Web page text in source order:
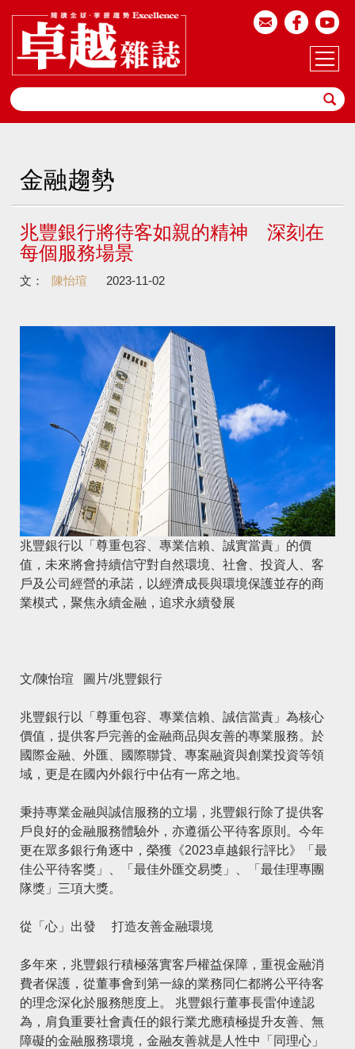
金融趨勢
兆豐銀行將待客如親的精神 深刻在
每個服務場景
文： 陳怡瑄 2023-11-02
兆豐銀行以「尊重包容、專業信賴、誠實當責」的價
值，未來將會持續信守對自然環境、社會、投資人、客
戶及公司經營的承諾，以經濟成長與環境保護並存的商
業模式，聚焦永續金融，追求永續發展
文/陳怡瑄 圖片/兆豐銀行
兆豐銀行以「尊重包容、專業信賴、誠信當責」為核心
價值，提供客戶完善的金融商品與友善的專業服務。於
國際金融、外匯、國際聯貸、專案融資與創業投資等領
域，更是在國內外銀行中佔有一席之地。
秉持專業金融與誠信服務的立場，兆豐銀行除了提供客
戶良好的金融服務體驗外，亦遵循公平待客原則。今年
更在眾多銀行角逐中，榮獲《2023卓越銀行評比》「最
佳公平待客獎」、「最佳外匯交易獎」、「最佳理專團
隊獎」三項大獎。
從「心」出發 打造友善金融環境
多年來，兆豐銀行積極落實客戶權益保障，重視金融消
費者保護，從董事會到第一線的業務同仁都將公平待客
的理念深化於服務態度上。 兆豐銀行董事長雷仲達認
為，肩負重要社會責任的銀行業尤應積極提升友善、無
障礙的金融服務環境，金融友善就是人性中「同理心」